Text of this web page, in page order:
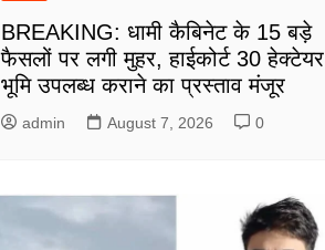
BREAKING: धामी कैबिनेट के 15 बड़े
फैसलों पर लगी मुहर, हाईकोर्ट 30 हेक्टेयर
भूमि उपलब्ध कराने का प्रस्ताव मंजूर
admin August 7, 2026 0